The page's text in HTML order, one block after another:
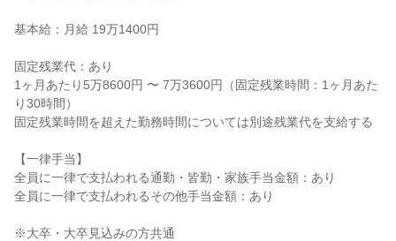
基本給：月給 19万1400円
固定残業代：あり
1ヶ月あたり5万8600円 〜 7万3600円（固定残業時間：1ヶ月あた
り30時間）
固定残業時間を超えた勤務時間については別途残業代を支給する
【一律手当】
全員に一律で支払われる通勤・皆勤・家族手当金額：あり
全員に一律で支払われるその他手当金額：あり
※大卒・大卒見込みの方共通